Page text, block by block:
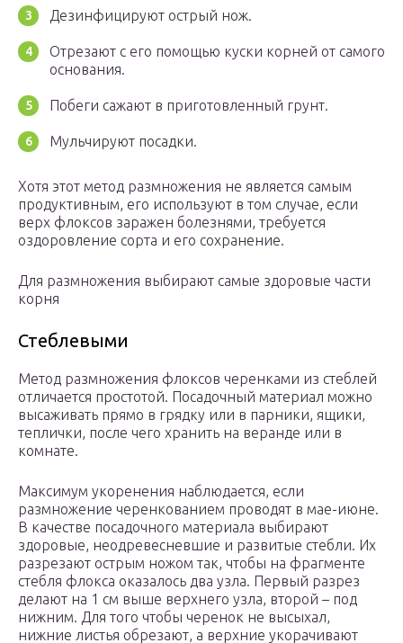
Дезинфицируют острый нож.
Отрезают с его помощью куски корней от самого
основания.
Побеги сажают в приготовленный грунт.
Мульчируют посадки.
Хотя этот метод размножения не является самым
продуктивным, его используют в том случае, если
верх флоксов заражен болезнями, требуется
оздоровление сорта и его сохранение.
Для размножения выбирают самые здоровые части
корня
Стеблевыми
Метод размножения флоксов черенками из стеблей
отличается простотой. Посадочный материал можно
высаживать прямо в грядку или в парники, ящики,
теплички, после чего хранить на веранде или в
комнате.
Максимум укоренения наблюдается, если
размножение черенкованием проводят в мае-июне.
В качестве посадочного материала выбирают
здоровые, неодревесневшие и развитые стебли. Их
разрезают острым ножом так, чтобы на фрагменте
стебля флокса оказалось два узла. Первый разрез
делают на 1 см выше верхнего узла, второй – под
нижним. Для того чтобы черенок не высыхал,
нижние листья обрезают, а верхние укорачивают